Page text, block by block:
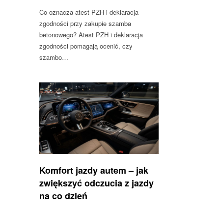
Co oznacza atest PZH i deklaracja
zgodności przy zakupie szamba
betonowego? Atest PZH i deklaracja
zgodności pomagają ocenić, czy
szambo…
Komfort jazdy autem – jak
zwiększyć odczucia z jazdy
na co dzień